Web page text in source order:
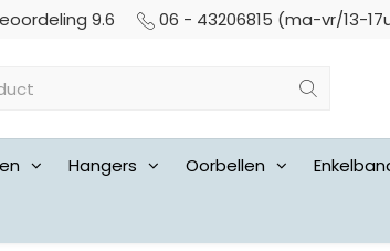
9.6 06 - 43206815 (ma-vr/13-
Hangers Oorbellen